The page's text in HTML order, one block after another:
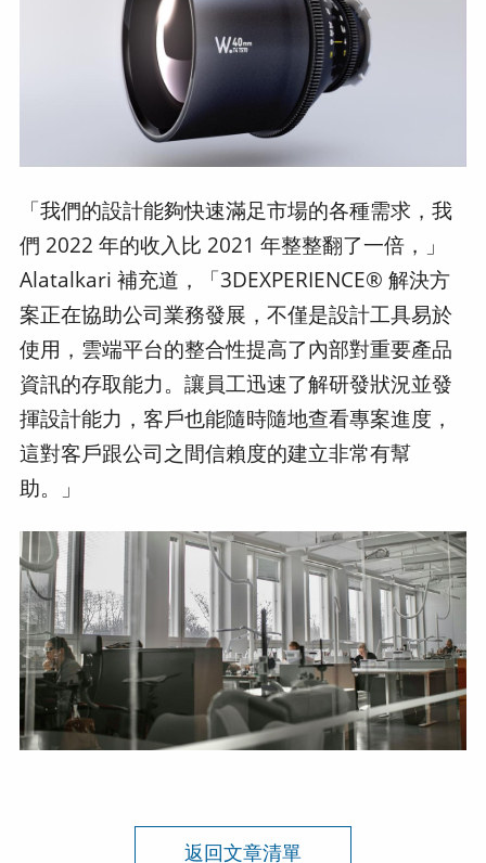
「我們的設計能夠快速滿足市場的各種需求，我
們 2022 年的收入比 2021 年整整翻了一倍，」
Alatalkari 補充道，「3DEXPERIENCE® 解決方
案正在協助公司業務發展，不僅是設計工具易於
使用，雲端平台的整合性提高了內部對重要產品
資訊的存取能力。讓員工迅速了解研發狀況並發
揮設計能力，客戶也能隨時隨地查看專案進度，
這對客戶跟公司之間信賴度的建立非常有幫
助。」
返回文章清單